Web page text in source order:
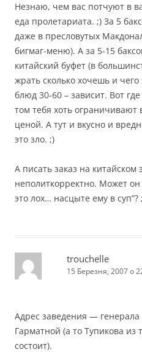
Незнаю, чем вас потчуют в
еда пролетариата. ;) За 5
даже в пресловутых
бигмаг-меню). А за 5-15
китайский буфет (в
жрать сколько хочешь и
блюд 30-60 – зависит. Вот
том тебя хоть ограничивают
ценой. А тут и вкусно и
это зло. ;)
А писать заказ на китайском
неполиткорректно. Может
это лох… насцыте ему в суп”?
trouchelle
15 Березня, 2007 о
Адрес заведения — генерала
Гарматной (а то Тупикова из
состоит).